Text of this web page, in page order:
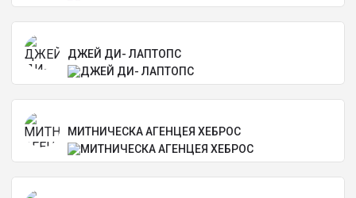
ДЖЕЙ ДИ- ЛАПТОПС
МИТНИЧЕСКА АГЕНЦЕЯ ХЕБРОС